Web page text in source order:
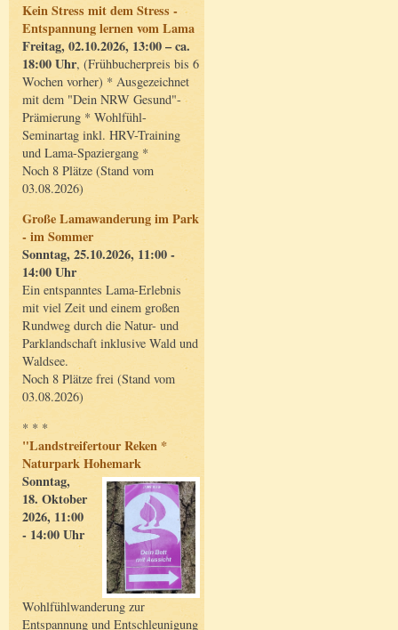
Kein Stress mit dem Stress -
Entspannung lernen vom Lama
Freitag, 02.10.2026, 13:00 – ca.
18:00 Uhr, (Frühbucherpreis bis 6
Wochen vorher) * Ausgezeichnet
mit dem "Dein NRW Gesund"-
Prämierung * Wohlfühl-
Seminartag inkl. HRV-Training
und Lama-Spaziergang *
Noch 8 Plätze (Stand vom
03.08.2026)
Große Lamawanderung im Park
- im Sommer
Sonntag, 25.10.2026, 11:00 -
14:00 Uhr
Ein entspanntes Lama-Erlebnis
mit viel Zeit und einem großen
Rundweg durch die Natur- und
Parklandschaft inklusive Wald und
Waldsee.
Noch 8 Plätze frei (Stand vom
03.08.2026)
* * *
"Landstreifertour Reken *
Naturpark Hohemark
Sonntag,
18. Oktober
2026, 11:00
- 14:00 Uhr
Wohlfühlwanderung zur
Entspannung und Entschleunigung